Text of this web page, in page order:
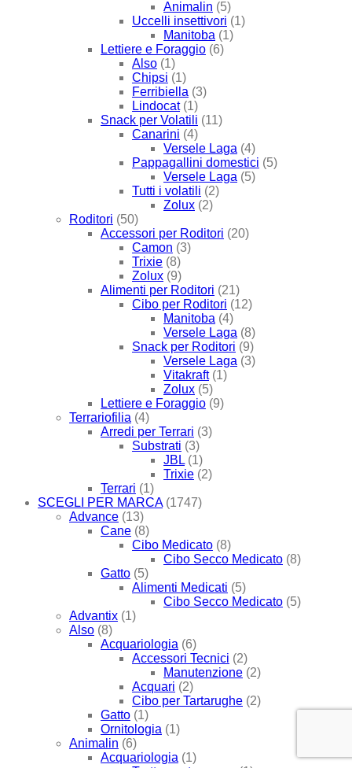
Animalin (5)
Uccelli insettivori (1)
Manitoba (1)
Lettiere e Foraggio (6)
Also (1)
Chipsi (1)
Ferribiella (3)
Lindocat (1)
Snack per Volatili (11)
Canarini (4)
Versele Laga (4)
Pappagallini domestici (5)
Versele Laga (5)
Tutti i volatili (2)
Zolux (2)
Roditori (50)
Accessori per Roditori (20)
Camon (3)
Trixie (8)
Zolux (9)
Alimenti per Roditori (21)
Cibo per Roditori (12)
Manitoba (4)
Versele Laga (8)
Snack per Roditori (9)
Versele Laga (3)
Vitakraft (1)
Zolux (5)
Lettiere e Foraggio (9)
Terrariofilia (4)
Arredi per Terrari (3)
Substrati (3)
JBL (1)
Trixie (2)
Terrari (1)
SCEGLI PER MARCA (1747)
Advance (13)
Cane (8)
Cibo Medicato (8)
Cibo Secco Medicato (8)
Gatto (5)
Alimenti Medicati (5)
Cibo Secco Medicato (5)
Advantix (1)
Also (8)
Acquariologia (6)
Accessori Tecnici (2)
Manutenzione (2)
Acquari (2)
Cibo per Tartarughe (2)
Gatto (1)
Ornitologia (1)
Animalin (6)
Acquariologia (1)